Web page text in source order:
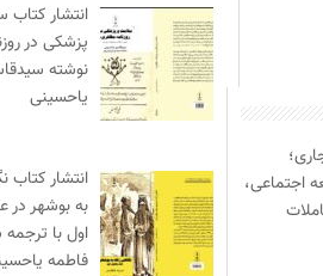
انتشار
پزشکی در
نوشته
یاحسینی
انتشار کتاب
به بوشهر در
اول با
فاطمه
اجتماعی،